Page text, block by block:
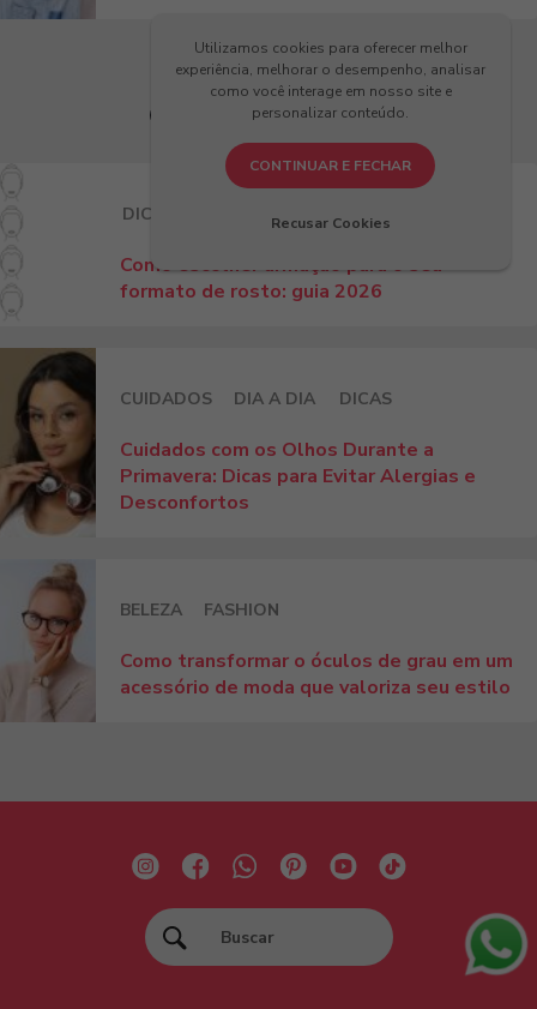
Últimos Artigos
DICAS
Como escolher armação para o seu
formato de rosto: guia 2026
CUIDADOS DIA A DIA DICAS
Cuidados com os Olhos Durante a
Primavera: Dicas para Evitar Alergias e
Desconfortos
BELEZA FASHION
Como transformar o óculos de grau em um
acessório de moda que valoriza seu estilo
Utilizamos cookies para oferecer melhor
experiência, melhorar o desempenho, analisar
como você interage em nosso site e
personalizar conteúdo.
CONTINUAR E FECHAR
Recusar Cookies